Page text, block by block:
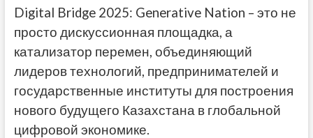
Digital Bridge 2025: Generative Nation – это не
просто дискуссионная площадка, а
катализатор перемен, объединяющий
лидеров технологий, предпринимателей и
государственные институты для построения
нового будущего Казахстана в глобальной
цифровой экономике.